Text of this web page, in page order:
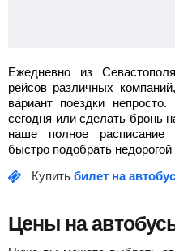
Ежедневно из
рейсов различных
вариант поездки
сегодня или сделать бронь
наше полное расписание
быстро подобрать недорогой
Купить билет на
Цены на